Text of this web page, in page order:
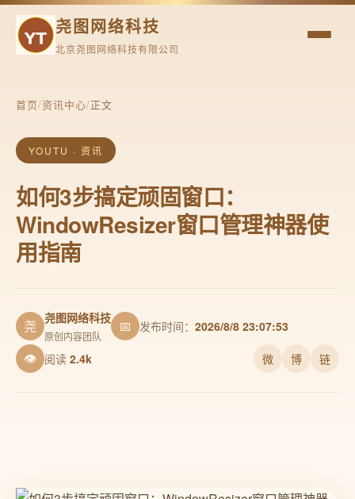
尧图网络科技
北京尧图网络科技有限公司
首页/资讯中心/正文
YOUTU · 资讯
如何3步搞定顽固窗口：
WindowResizer窗口管理神器使
用指南
尧 尧图网络科技
原创内容团队
📅 发布时间： 2026/8/8 23:07:53
👁 阅读 2.4k 微 博 链